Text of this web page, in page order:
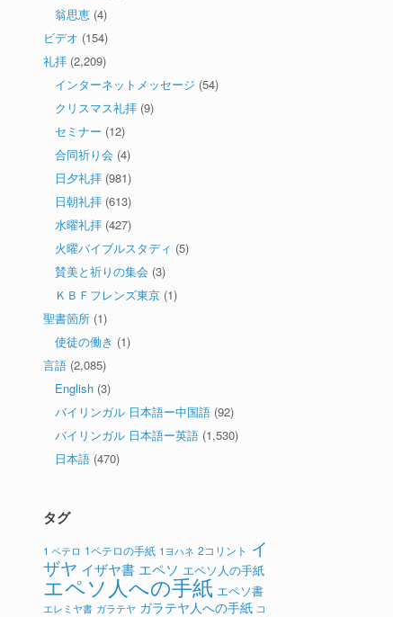
翁思恵 (4)
ビデオ (154)
礼拝 (2,209)
インターネットメッセージ (54)
クリスマス礼拝 (9)
セミナー (12)
合同祈り会 (4)
日夕礼拝 (981)
日朝礼拝 (613)
水曜礼拝 (427)
火曜バイブルスタディ (5)
賛美と祈りの集会 (3)
ＫＢＦフレンズ東京 (1)
聖書箇所 (1)
使徒の働き (1)
言語 (2,085)
English (3)
バイリンガル 日本語ー中国語 (92)
バイリンガル 日本語ー英語 (1,530)
日本語 (470)
タグ
1 ペテロ 1ペテロの手紙 1ヨハネ 2コリント イ
ザヤ イザヤ書 エペソ エペソ人の手紙
エペソ人への手紙 エペソ書
エレミヤ書 ガラテヤ ガラテヤ人への手紙 コ